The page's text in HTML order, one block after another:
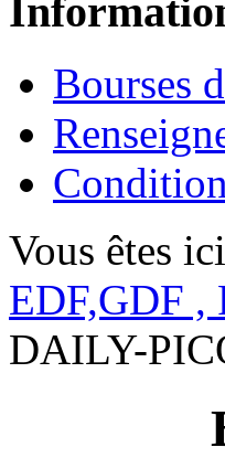
Bourses
Vous êtes
EDF,GDF ,
DAILY-